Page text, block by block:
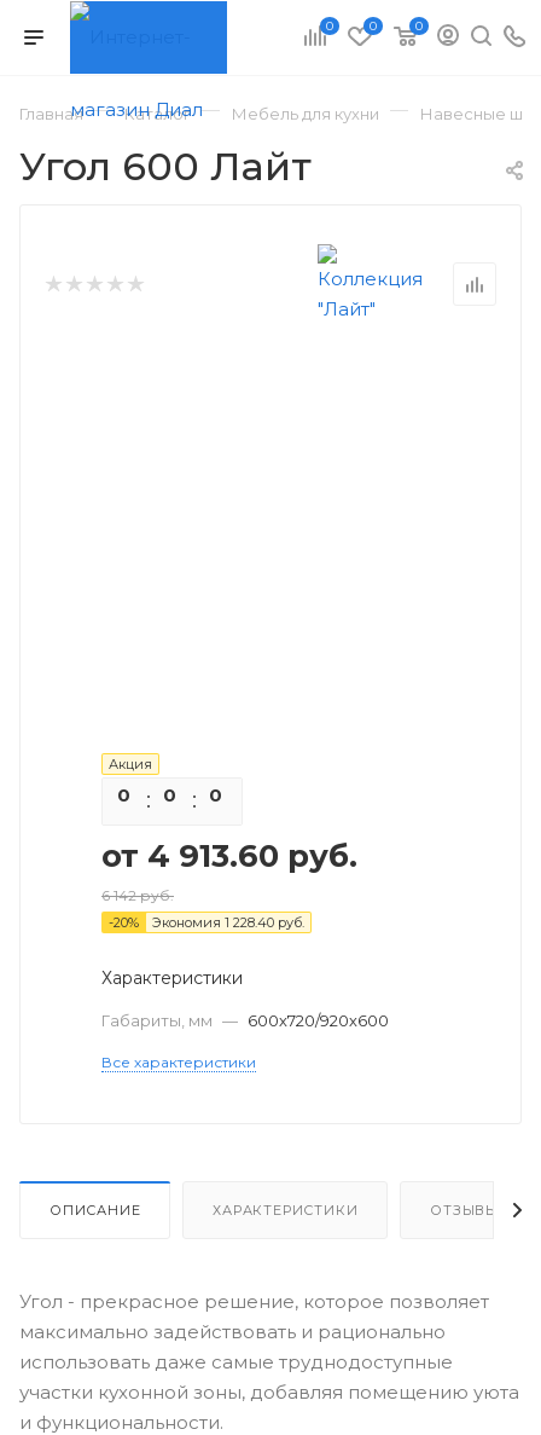
0 0 0
Главная — Каталог — Мебель для кухни — Навесные
Угол 600 Лайт
Акция
0 0 0
от 4 913.60 руб.
6 142 руб.
-20% Экономия 1 228.40 руб.
Характеристики
Габариты, мм — 600х720/920х600
Все характеристики
ОПИСАНИЕ ХАРАКТЕРИСТИКИ ОТЗЫВЫ
Угол - прекрасное решение, которое позволяет
максимально задействовать и рационально
использовать даже самые труднодоступные
участки кухонной зоны, добавляя помещению уюта
и функциональности.